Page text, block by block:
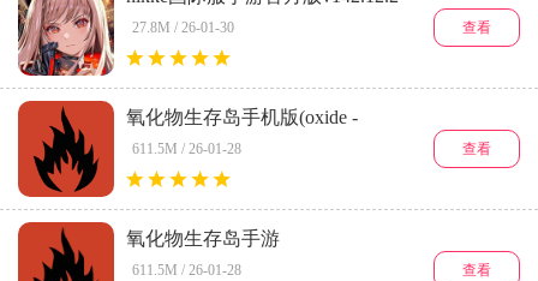
27.8M / 26-01-30 查看
氧化物生存岛手机版(oxide -
survival island)v1.9.11458
611.5M / 26-01-28 查看
氧化物生存岛手游
(oxidesurvivalisland)v1.9.11458
611.5M / 26-01-28 查看